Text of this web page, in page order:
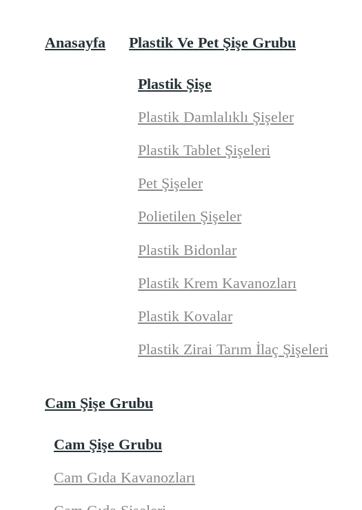
Anasayfa Plastik Ve Pet Şişe Grubu
Plastik Şişe
Plastik Damlalıklı Şişeler
Plastik Tablet Şişeleri
Pet Şişeler
Polietilen Şişeler
Plastik Bidonlar
Plastik Krem Kavanozları
Plastik Kovalar
Plastik Zirai Tarım İlaç Şişeleri
Cam Şişe Grubu
Cam Şişe Grubu
Cam Gıda Kavanozları